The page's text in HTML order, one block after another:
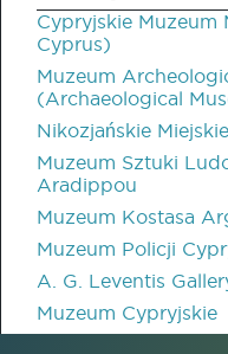
Cypryjskie Muzeum
Cyprus)
Muzeum
(Archaeological
Nikozjańskie
Muzeum Sztuki
Aradippou
Muzeum Kostasa
Muzeum Policji
A. G. Leventis
Muzeum Cypryjskie